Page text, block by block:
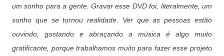
um sonho para a gente. Gravar esse DVD foi, literalmente, um
sonho que se tornou realidade. Ver que as pessoas estão
ouvindo, gostando e abraçando a música é algo muito
gratificante, porque trabalhamos muito para fazer esse projeto